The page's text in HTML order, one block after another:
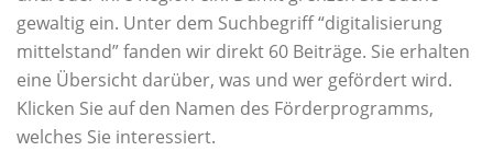
gewaltig ein. Unter dem Suchbegriff “digitalisierung
mittelstand” fanden wir direkt 60 Beiträge. Sie erhalten
eine Übersicht darüber, was und wer gefördert wird.
Klicken Sie auf den Namen des Förderprogramms,
welches Sie interessiert.